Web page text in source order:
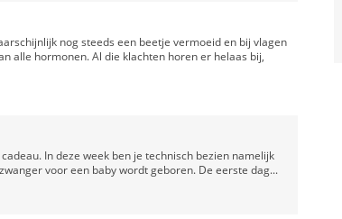
nog steeds een beetje vermoeid en bij vlagen
alle hormonen. Al die klachten horen er helaas bij,
In deze week ben je technisch bezien namelijk
voor een baby wordt geboren. De eerste dag...